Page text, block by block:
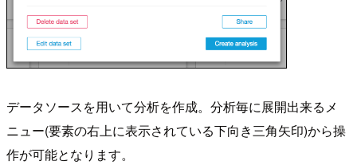
データソースを用いて分析を作成。分析毎に展開出来るメ
ニュー(要素の右上に表示されている下向き三角矢印)から操
作が可能となります。